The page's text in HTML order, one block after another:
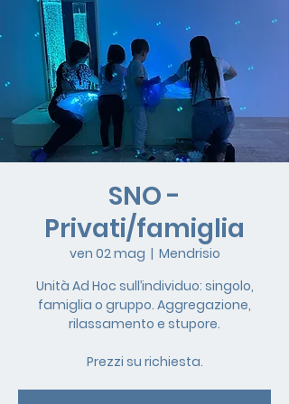
SNO -
Privati/famiglia
ven 02 mag
  |
Mendrisio
Unità Ad Hoc sull’individuo: singolo,
famiglia o gruppo. Aggregazione,
rilassamento e stupore.
Prezzi su richiesta.